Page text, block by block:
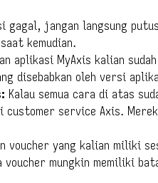
gagal, jangan langsung
kemudian.
aplikasi MyAxis kalian
disebabkan oleh versi
Kalau semua cara di atas
service Axis.
voucher yang kalian miliki
mungkin memiliki